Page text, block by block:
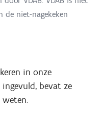
niet-nagekeken
in onze
bevat ze